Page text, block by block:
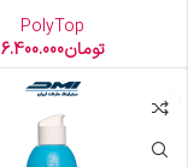
PolyTop
تومان6.400.000